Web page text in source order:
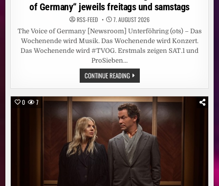
of Germany“ jeweils freitags und samstags
RSS-FEED 7. AUGUST 2026
The Voice of Germany [Newsroom] Unterföhring (ots) – Das
Wochenende wird Musik. Das Wochenende wird Konzert.
Das Wochenende wird #TVOG. Erstmals zeigen SAT.1 und
ProSieben…
CONTINUE READINGMIT
„THE
VOICE“
DAS
WOCHENENDE
ZUM
KONZERT:
SAT.1
UND
PROSIEBEN
ZEIGEN
„THE
VOICE
OF
GERMANY“
JEWEILS
FREITAGS
0 7